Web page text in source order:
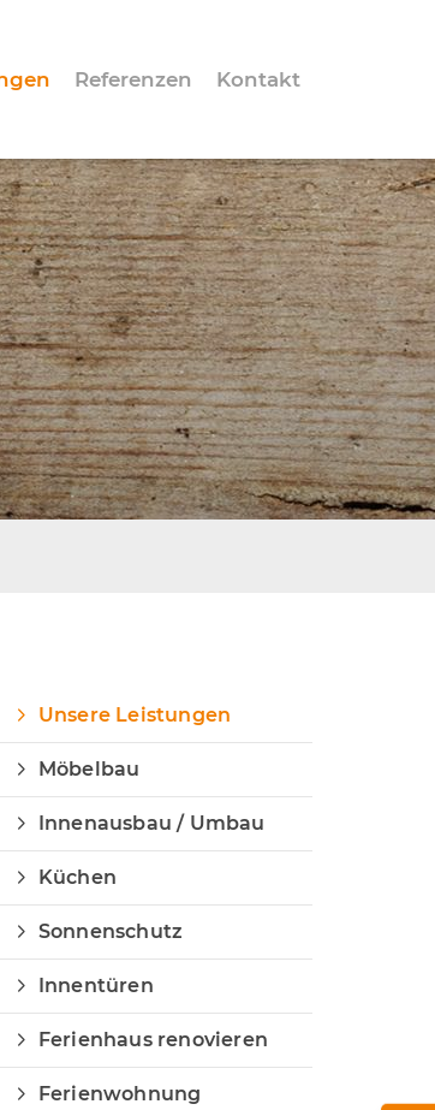
Referenzen Kontakt
Unsere Leistungen
Möbelbau
Innenausbau / Umbau
Küchen
Sonnenschutz
Innentüren
Ferienhaus renovieren
Ferienwohnung